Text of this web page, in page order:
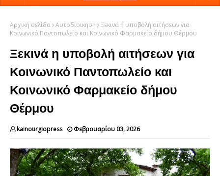
Αρχική σελίδα Αυτοδίοικηση
Ξεκινά η υποβολή αιτήσεων για
Κοινωνικό Παντοπωλείο και Κοινωνικό Φαρμακείο δήμου Θέρμου
Ξεκινά η υποβολή αιτήσεων για
Κοινωνικό Παντοπωλείο και
Κοινωνικό Φαρμακείο δήμου
Θέρμου
kainourgiopress Φεβρουαρίου 03, 2026